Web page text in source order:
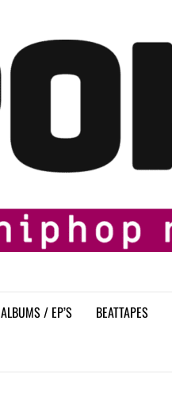
ALBUMS / EP’S BEATTAPES